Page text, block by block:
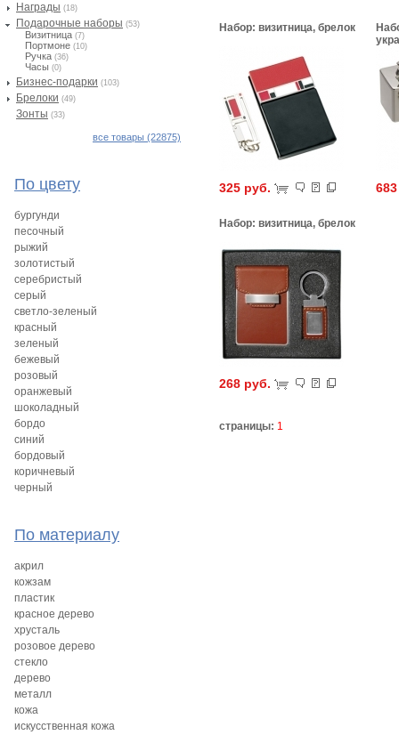
Награды (18)
Подарочные наборы (53)
Визитница (7)
Портмоне (10)
Ручка (36)
Часы (0)
Бизнес-подарки (103)
Брелоки (49)
Зонты (33)
все товары (22875)
По цвету
бургунди
песочный
рыжий
золотистый
серебристый
серый
светло-зеленый
красный
зеленый
бежевый
розовый
оранжевый
шоколадный
бордо
синий
бордовый
коричневый
черный
По материалу
акрил
кожзам
пластик
красное дерево
хрусталь
розовое дерево
стекло
дерево
металл
кожа
искусственная кожа
Набор: визитница, брелок
325 руб.
Набор: визитница, брелок
268 руб.
страницы: 1